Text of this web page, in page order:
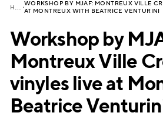
H
OME WORKSHOP BY MJAF: MONTREUX VILLE
AT MONTREUX WITH BEATRICE VENTURINI
Workshop by
Montreux Ville
vinyles live at
Beatrice